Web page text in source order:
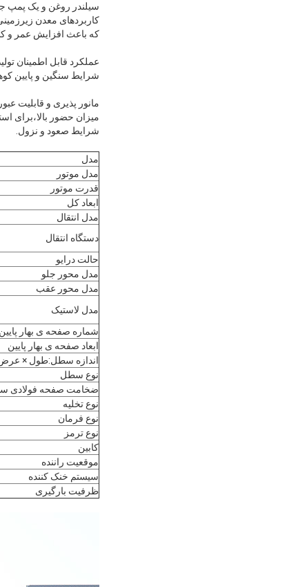
سیلندر روغن و یک پمپ
کاربردهای معدن
که باعث افزایش عمر و
عملکرد قابل اطمینان
شرایط سنگین و پایین
مانور پذیری و قابلیت
شرایط صعود و نزول.
مدل
مدل موتور
قدرت موتور
ابعاد کل
مدل انتقال
دستگاه انتقال
حالت درایو
مدل محور جلو
مدل محور عقب
مدل لاستیک
شماره صفحه ی بهار پایین
ابعاد صفحه ی بهار پایین
اندازه سطل:طول × عرض
نوع سطل
ضخامت صفحه فولادی
نوع تخلیه
نوع فرمان
نوع ترمز
کابین
موقعیت راننده
سیستم خنک کننده
ظرفیت بارگیری